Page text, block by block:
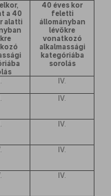
a 40
alatti
40 éves kor
feletti
állományban
lévőkre
vonatkozó
alkalmassági
kategóriába
sorolás
IV.
IV.
IV.
IV.
IV.